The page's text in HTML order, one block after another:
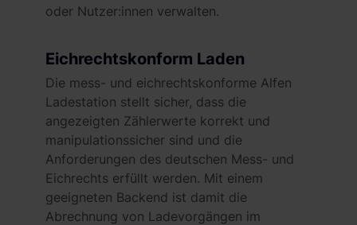
oder Nutzer:innen verwalten.
Eichrechtskonform Laden
Die mess- und eichrechtskonforme Alfen
Ladestation stellt sicher, dass die
angezeigten Zählerwerte korrekt und
manipulationssicher sind und die
Anforderungen des deutschen Mess- und
Eichrechts erfüllt werden. Mit einem
geeigneten Backend ist damit die
Abrechnung von Ladevorgängen im